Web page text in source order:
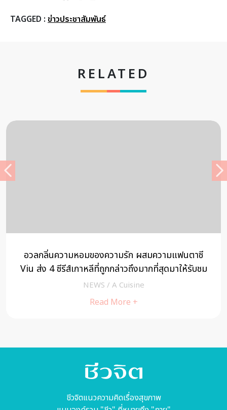
TAGGED : ข่าวประชาสัมพันธ์
RELATED
อวลกลิ่นความหอมของความรัก ผสมความแฟนตาซี
Viu ส่ง 4 ซีรีส์เกาหลีที่ถูกกล่าวถึงมากที่สุดมาให้รับชม
ก่อนใคร
NEWS / A Cuisine
Read More +
ชีวจิตแนวความคิดเรื่องสุขภาพ